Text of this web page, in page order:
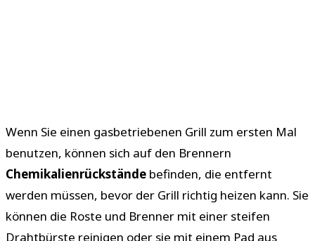
Wenn Sie einen gasbetriebenen Grill zum ersten Mal
benutzen, können sich auf den Brennern
Chemikalienrückstände befinden, die entfernt
werden müssen, bevor der Grill richtig heizen kann. Sie
können die Roste und Brenner mit einer steifen
Drahtbürste reinigen oder sie mit einem Pad aus